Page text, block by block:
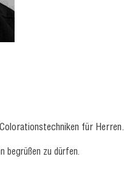
für Herren.
begrüßen zu dürfen.